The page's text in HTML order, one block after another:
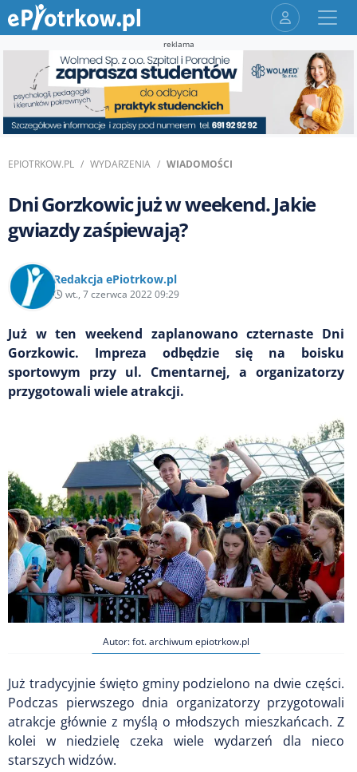
reklama
EPIOTRKOW.PL WYDARZENIA WIADOMOŚCI
Dni Gorzkowic już w weekend. Jakie
gwiazdy zaśpiewają?
Redakcja ePiotrkow.pl
wt., 7 czerwca 2022 09:29
Już w ten weekend zaplanowano czternaste Dni
Gorzkowic. Impreza odbędzie się na boisku
sportowym przy ul. Cmentarnej, a organizatorzy
przygotowali wiele atrakcji.
Autor: fot. archiwum epiotrkow.pl
Już tradycyjnie święto gminy podzielono na dwie części.
Podczas pierwszego dnia organizatorzy przygotowali
atrakcje głównie z myślą o młodszych mieszkańcach. Z
kolei w niedzielę czeka wiele wydarzeń dla nieco
starszych widzów.